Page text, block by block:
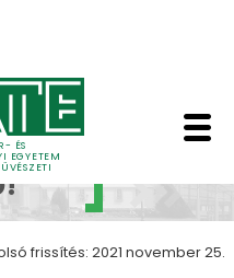
ÉS
EGYETEMFuga
frissítés: 2021 november 25.